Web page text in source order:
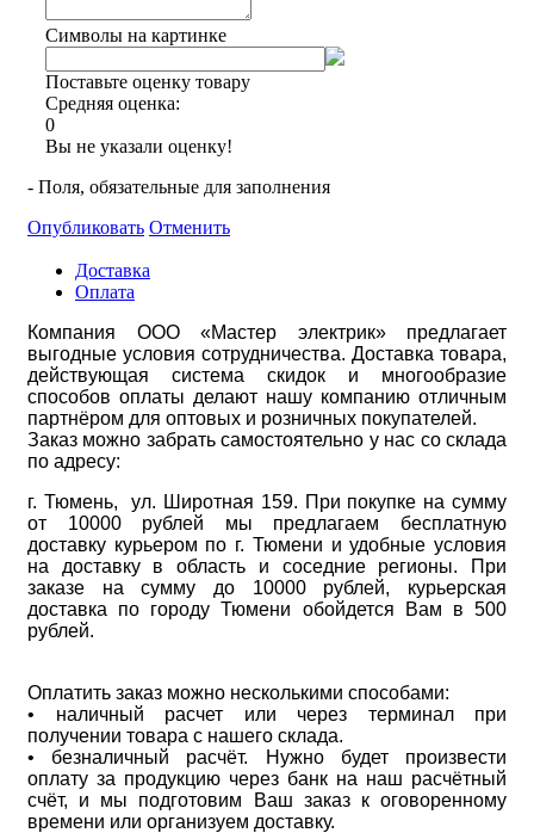
Символы на картинке
Поставьте оценку товару
Средняя оценка:
0
Вы не указали оценку!
- Поля, обязательные для заполнения
Опубликовать Отменить
Доставка
Оплата
Компания ООО «Мастер электрик» предлагает
выгодные условия сотрудничества. Доставка товара,
действующая система скидок и многообразие
способов оплаты делают нашу компанию отличным
партнёром для оптовых и розничных покупателей.
Заказ можно забрать самостоятельно у нас со склада
по адресу:
г. Тюмень, ул. Широтная 159. При покупке на сумму
от 10000 рублей мы предлагаем бесплатную
доставку курьером по г. Тюмени и удобные условия
на доставку в область и соседние регионы. При
заказе на сумму до 10000 рублей, курьерская
доставка по городу Тюмени обойдется Вам в 500
рублей.
Оплатить заказ можно несколькими способами:
• наличный расчет или через терминал при
получении товара с нашего склада.
• безналичный расчёт. Нужно будет произвести
оплату за продукцию через банк на наш расчётный
счёт, и мы подготовим Ваш заказ к оговоренному
времени или организуем доставку.